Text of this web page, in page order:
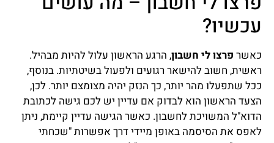
עכשיו?
כאשר פרצו לי חשבון, הרגע הראשון עלול להיות מבהיל.
ראשית, חשוב להישאר רגועים ולפעול בשיטתיות. בנוסף,
ככל שתפעלו מהר יותר, כך הנזק יהיה מצומצם יותר. לכן,
הצעד הראשון הוא לבדוק אם עדיין יש לכם גישה לכתובת
הדוא"ל המשויכת לחשבון. כאשר הגישה עדיין קיימת, ניתן
לאפס את הסיסמה באופן מיידי דרך אפשרות "שכחתי